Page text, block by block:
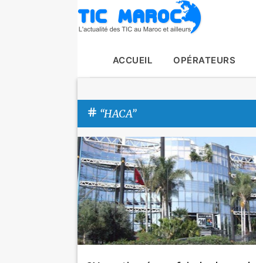
ACCUEIL OPÉRATEURS
HACA
A
r
t
i
c
l
Actualité HACA Tic Maroc